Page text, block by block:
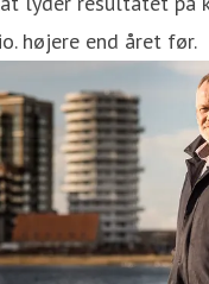
højere end året før.